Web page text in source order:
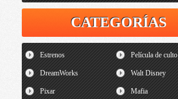
CATEGORÍAS
Estrenos Película de culto
DreamWorks Walt Disney
Pixar Mafia